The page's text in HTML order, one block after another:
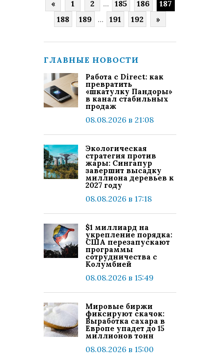
« 1 2 ... 185 186
187
188
189 ... 191 192 »
ГЛАВНЫЕ НОВОСТИ
Работа с Direct: как
превратить
«шкатулку Пандоры»
в канал стабильных
продаж
08.08.2026 в 21:08
Экологическая
стратегия против
жары: Сингапур
завершит высадку
миллиона деревьев к
2027 году
08.08.2026 в 17:18
$1 миллиард на
укрепление порядка:
США перезапускают
программы
сотрудничества с
Колумбией
08.08.2026 в 15:49
Мировые биржи
фиксируют скачок:
Выработка сахара в
Европе упадет до 15
миллионов тонн
08.08.2026 в 15:00